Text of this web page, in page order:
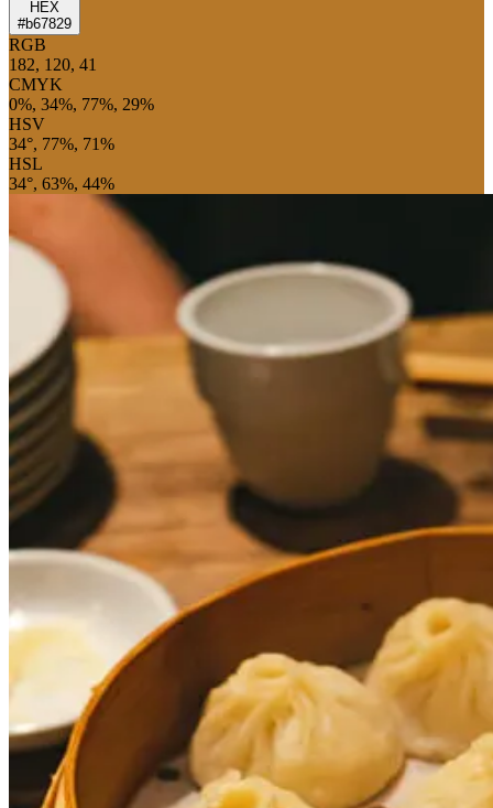
HEX
#b67829
RGB
182, 120, 41
CMYK
0%, 34%, 77%, 29%
HSV
34°, 77%, 71%
HSL
34°, 63%, 44%